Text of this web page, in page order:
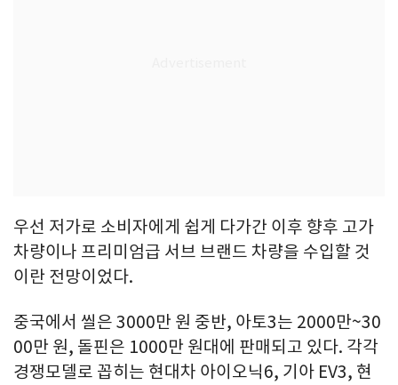
우선 저가로 소비자에게 쉽게 다가간 이후 향후 고가
차량이나 프리미엄급 서브 브랜드 차량을 수입할 것
이란 전망이었다.
중국에서 씰은 3000만 원 중반, 아토3는 2000만~30
00만 원, 돌핀은 1000만 원대에 판매되고 있다. 각각
경쟁모델로 꼽히는 현대차 아이오닉6, 기아 EV3, 현